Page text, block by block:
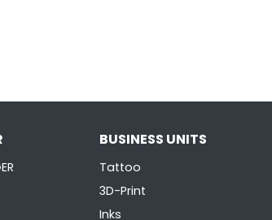
BUSINESS UNITS
Tattoo
3D-Print
Inks